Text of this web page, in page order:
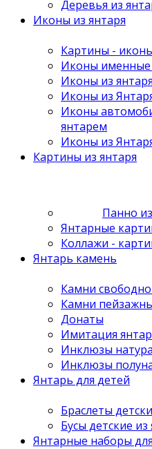
Деревья из
Иконы из янтаря
Картины -
Иконы именные
Иконы из
Иконы из
Иконы
янтарем
Иконы из
Картины из янтаря
Панно
Янтарные
Коллажи -
Янтарь камень
Камни
Камни
Донаты
Имитация
Инклюзы
Инклюзы
Янтарь для детей
Браслеты
Бусы детские из
Янтарные наборы